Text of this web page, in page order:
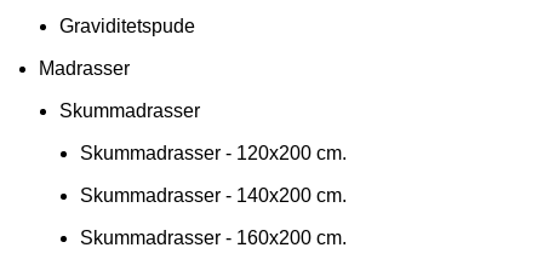
Graviditetspude
Madrasser
Skummadrasser
Skummadrasser - 120x200 cm.
Skummadrasser - 140x200 cm.
Skummadrasser - 160x200 cm.